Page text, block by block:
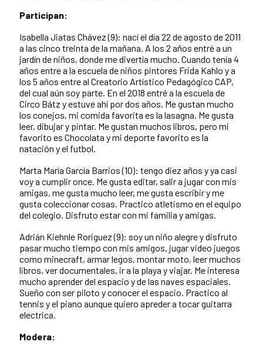
Participan:
Isabella Jiatas Chávez (9): nací el día 22 de agosto de 2011
a las cinco treinta de la mañana. A los 2 años entré a un
jardín de niños, donde me divertía mucho. Cuando tenía 4
años entre a la escuela de niños pintores Frida Kahlo y a
los 5 años entre al Creatorio Artístico Pedagógico CAP,
del cual aún soy parte. En el 2018 entré a la escuela de
Circo Bátz y estuve ahí por dos años. Me gustan mucho
los conejos, mi comida favorita es la lasagna. Me gusta
leer, dibujar y pintar. Me gustan muchos libros, pero mi
favorito es Chocolata y mi deporte favorito es la
natación y el futbol.
Marta María García Barrios (10): tengo diez años y ya casi
voy a cumplir once. Me gusta editar, salir a jugar con mis
amigas, me gusta mucho leer, me gusta escribir y me
gusta coleccionar cosas. Practico atletismo en el equipo
del colegio. Disfruto estar con mi familia y amigas.
Adrián Kiehnle Roriguez (9): soy un niño alegre y disfruto
pasar mucho tiempo con mis amigos, jugar video juegos
como minecraft, armar legos, montar moto, leer muchos
libros, ver documentales, ir a la playa y viajar. Me interesa
mucho aprender del espacio y de las naves espaciales.
Sueño con ser piloto y conocer el espacio. Practico al
tennis y el piano aunque quiero apreder a tocar guitarra
electrica.
Modera: